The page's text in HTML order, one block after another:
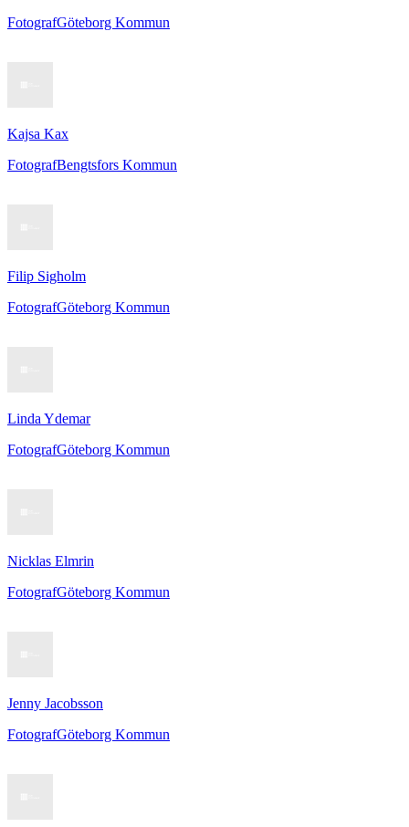
FotografGöteborg Kommun
Kajsa Kax
FotografBengtsfors Kommun
Filip Sigholm
FotografGöteborg Kommun
Linda Ydemar
FotografGöteborg Kommun
Nicklas Elmrin
FotografGöteborg Kommun
Jenny Jacobsson
FotografGöteborg Kommun